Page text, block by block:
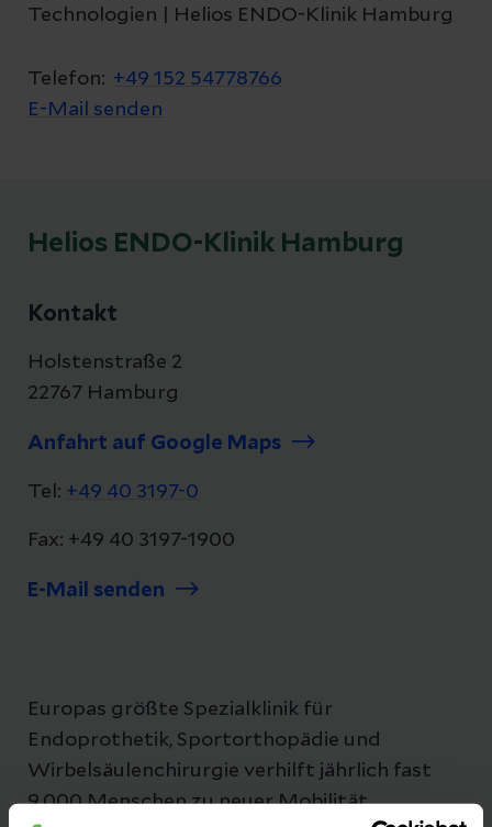
Technologien | Helios ENDO-Klinik Hamburg
Telefon: +49 152 54778766
E-Mail senden
Helios ENDO-Klinik Hamburg
Kontakt
Holstenstraße 2
22767 Hamburg
Anfahrt auf Google Maps
Tel: +49 40 3197-0
Fax: +49 40 3197-1900
E-Mail senden
Europas größte Spezialklinik für
Endoprothetik, Sportorthopädie und
Wirbelsäulenchirurgie verhilft jährlich fast
9.000 Menschen zu neuer Mobilität.